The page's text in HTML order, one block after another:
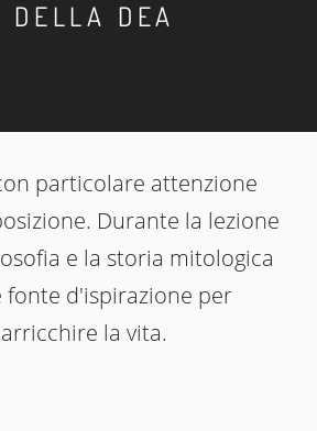
DELLA DEA
particolare attenzione
Durante la lezione
e la storia mitologica
fonte d'ispirazione per
la vita.